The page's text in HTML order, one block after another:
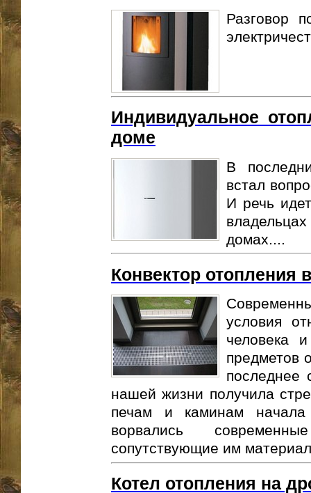
Разговор
Индивидуальное
доме
В
встал
И речь
домах....
Конвектор отопления
условия
человека
предметов
последнее
нашей жизни получила
печам и каминам начала
ворвались
сопутствующие им
Котел отопления на